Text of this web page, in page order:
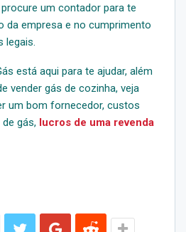
um contador para te
da empresa e no cumprimento
legais.
está aqui para te ajudar, além
vender gás de cozinha, veja
um bom fornecedor, custos
gás, lucros de uma revenda